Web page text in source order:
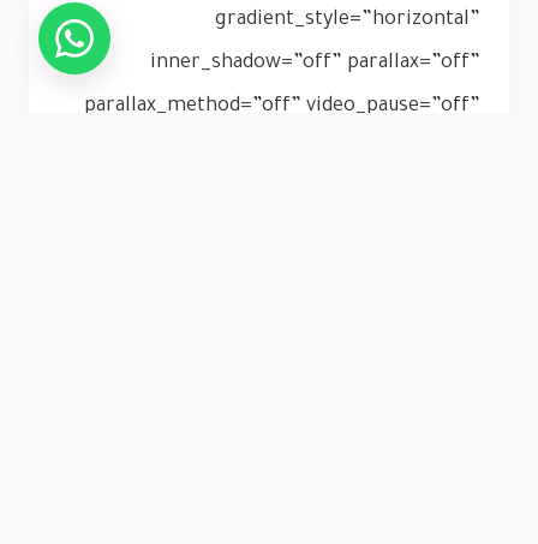
gradient_style=”horizontal”
inner_shadow=”off” parallax=”off”
parallax_method=”off” video_pause=”off”